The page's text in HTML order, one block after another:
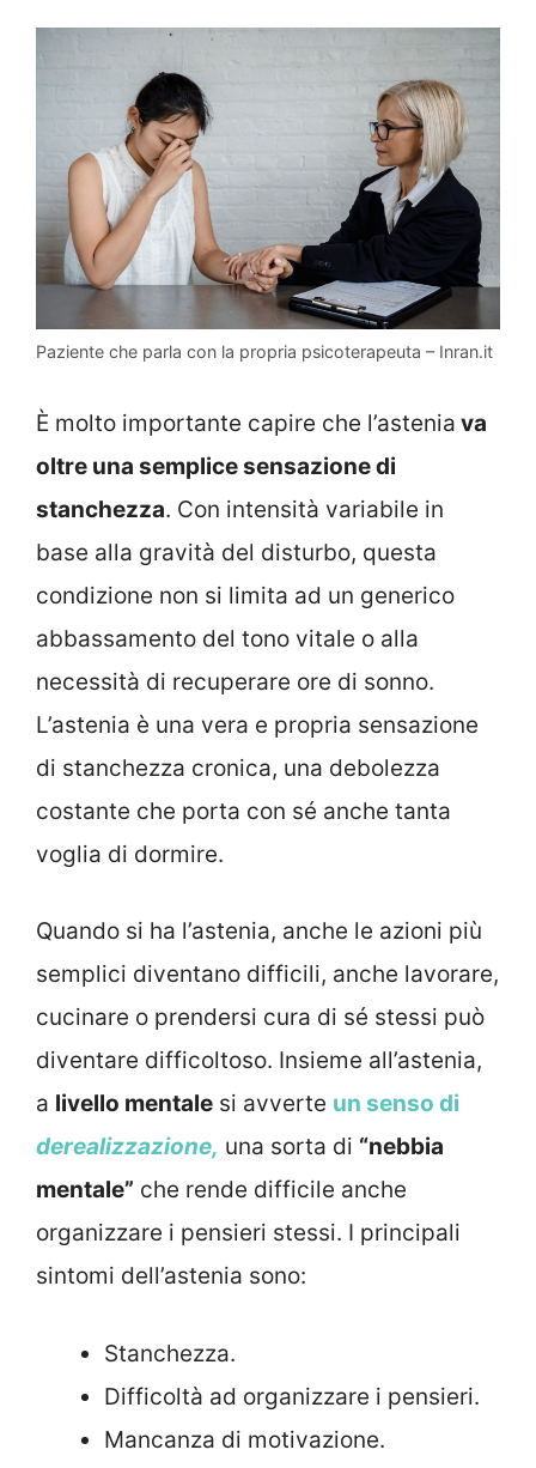
Paziente che parla con la propria psicoterapeuta – Inran.it
È molto importante capire che l’astenia va
oltre una semplice sensazione di
stanchezza. Con intensità variabile in
base alla gravità del disturbo, questa
condizione non si limita ad un generico
abbassamento del tono vitale o alla
necessità di recuperare ore di sonno.
L’astenia è una vera e propria sensazione
di stanchezza cronica, una debolezza
costante che porta con sé anche tanta
voglia di dormire.
Quando si ha l’astenia, anche le azioni più
semplici diventano difficili, anche lavorare,
cucinare o prendersi cura di sé stessi può
diventare difficoltoso. Insieme all’astenia,
a livello mentale si avverte un senso di
derealizzazione, una sorta di “nebbia
mentale” che rende difficile anche
organizzare i pensieri stessi. I principali
sintomi dell’astenia sono:
Stanchezza.
Difficoltà ad organizzare i pensieri.
Mancanza di motivazione.